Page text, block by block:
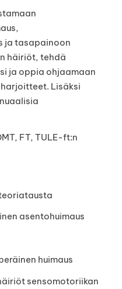
ja tasapainoon
häiriöt, tehdä
ja oppia ohjaamaan
Lisäksi
FT, TULE-ft:n
asentohuimaus
huimaus
sensomotoriikan